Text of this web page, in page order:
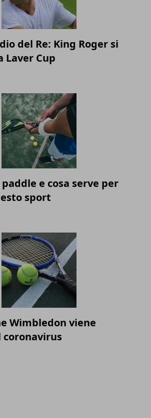
del Re: King Roger si
Laver Cup
paddle e cosa serve per
sport
Wimbledon viene
coronavirus